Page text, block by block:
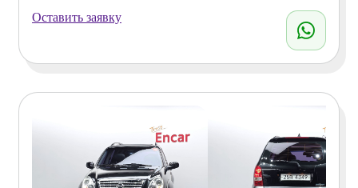
Оставить заявку